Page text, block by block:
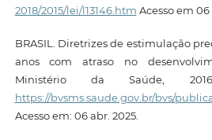
2018/2015/lei/l13146.htm Acesso em 06
BRASIL. Diretrizes de estimulação
anos com atraso no
Ministério da Saúde,
https://bvsms.saude.gov.br/bvs/
Acesso em: 06 abr. 2025.